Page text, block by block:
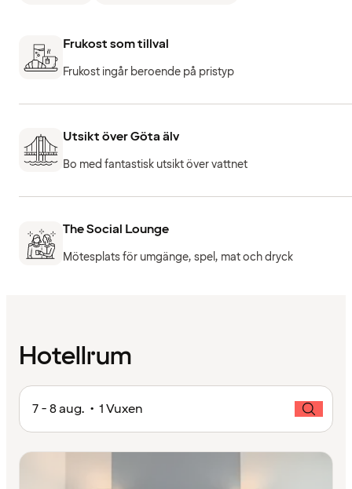
Frukost som tillval
Frukost ingår beroende på pristyp
Utsikt över Göta älv
Bo med fantastisk utsikt över vattnet
The Social Lounge
Mötesplats för umgänge, spel, mat och dryck
Hotellrum
7 - 8 aug. • 1 Vuxen